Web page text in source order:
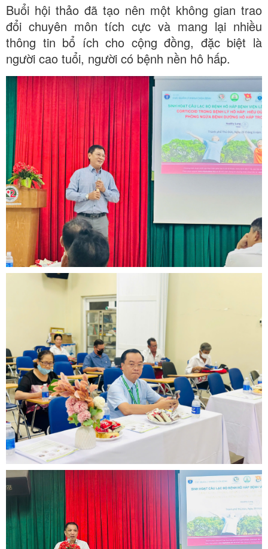
Buổi hội thảo đã tạo nên một không gian trao
đổi chuyên môn tích cực và mang lại nhiều
thông tin bổ ích cho cộng đồng, đặc biệt là
người cao tuổi, người có bệnh nền hô hấp.